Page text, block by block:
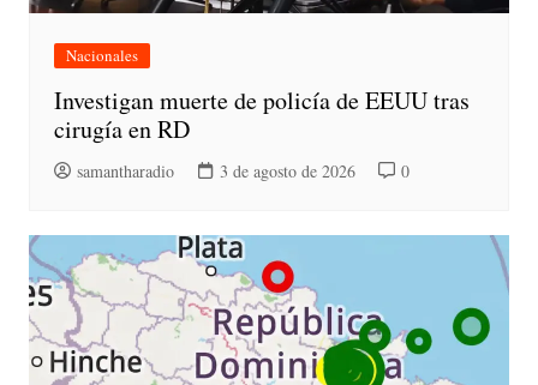
Nacionales
Investigan muerte de policía de EEUU tras
cirugía en RD
samantharadio 3 de agosto de 2026 0